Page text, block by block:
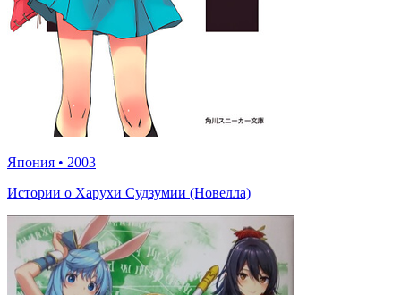
Япония • 2003
Истории о Харухи Судзумии (Новелла)